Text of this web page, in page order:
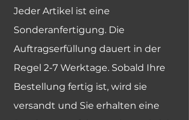
Jeder Artikel ist eine
Sonderanfertigung. Die
Auftragserfüllung dauert in der
Regel 2-7 Werktage. Sobald Ihre
Bestellung fertig ist, wird sie
versandt und Sie erhalten eine